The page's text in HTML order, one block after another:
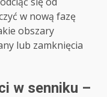
w nową fazę
obszary
lub zamknięcia
w senniku –